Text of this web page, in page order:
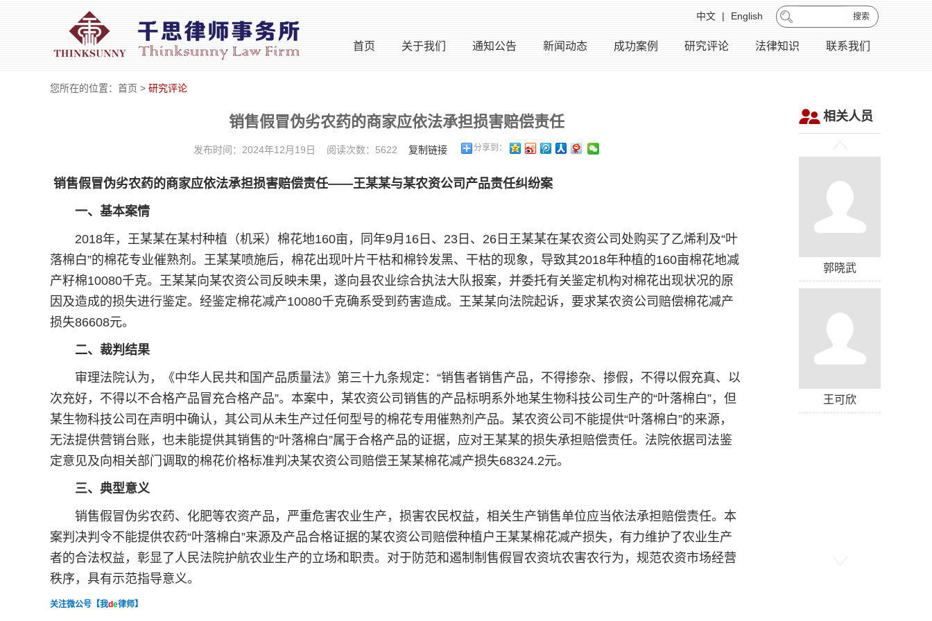
中文 | English 搜索
首页 关于我们 通知公告 新闻动态 成功案例 研究评论 法律知识 联系我们
您所在的位置： 首页 > 研究评论
销售假冒伪劣农药的商家应依法承担损害赔偿责任
发布时间：2024年12月19日 阅读次数：5622 复制链接 分享到：
销售假冒伪劣农药的商家应依法承担损害赔偿责任——王某某与某农资公司产品责任纠纷案
一、基本案情
2018年，王某某在某村种植（机采）棉花地160亩，同年9月16日、23日、26日王某某在某农资公司处购买了乙烯利及“叶
落棉白”的棉花专业催熟剂。王某某喷施后，棉花出现叶片干枯和棉铃发黑、干枯的现象，导致其2018年种植的160亩棉花地减
产籽棉10080千克。王某某向某农资公司反映未果，遂向县农业综合执法大队报案，并委托有关鉴定机构对棉花出现状况的原
因及造成的损失进行鉴定。经鉴定棉花减产10080千克确系受到药害造成。王某某向法院起诉，要求某农资公司赔偿棉花减产
损失86608元。
二、裁判结果
审理法院认为，《中华人民共和国产品质量法》第三十九条规定：“销售者销售产品，不得掺杂、掺假，不得以假充真、以
次充好，不得以不合格产品冒充合格产品”。本案中，某农资公司销售的产品标明系外地某生物科技公司生产的“叶落棉白”，但
某生物科技公司在声明中确认，其公司从未生产过任何型号的棉花专用催熟剂产品。某农资公司不能提供“叶落棉白”的来源，
无法提供营销台账，也未能提供其销售的“叶落棉白”属于合格产品的证据，应对王某某的损失承担赔偿责任。法院依据司法鉴
定意见及向相关部门调取的棉花价格标准判决某农资公司赔偿王某某棉花减产损失68324.2元。
三、典型意义
销售假冒伪劣农药、化肥等农资产品，严重危害农业生产，损害农民权益，相关生产销售单位应当依法承担赔偿责任。本
案判决判令不能提供农药“叶落棉白”来源及产品合格证据的某农资公司赔偿种植户王某某棉花减产损失，有力维护了农业生产
者的合法权益，彰显了人民法院护航农业生产的立场和职责。对于防范和遏制制售假冒农资坑农害农行为，规范农资市场经营
秩序，具有示范指导意义。
关注微公号【我de律师】
相关人员
郭晓武
王可欣